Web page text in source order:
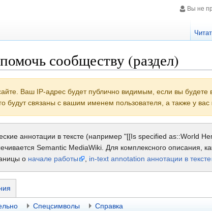
сообществу (раздел)
Ваш IP-адрес будет публично видимым, если вы
будут связаны с вашим именем пользователя, а также у
аннотации в тексте (например "[[Is specified as::World
Semantic MediaWiki. Для комплексного описания,
о начале работы , in-text annotation аннотации в тексте
Спецсимволы Справка
Вы не